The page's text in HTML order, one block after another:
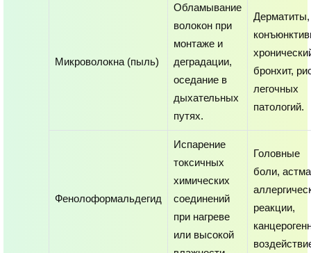
Микроволокна (пыль)
Обламывание
волокон при
монтаже и
деградации,
оседание в
дыхательных
путях.
Дерматиты,
бронхит,
легочных
патологий.
Фенолоформальдегид
Испарение
токсичных
химических
соединений
при нагреве
или высокой
Головные
боли,
реакции,